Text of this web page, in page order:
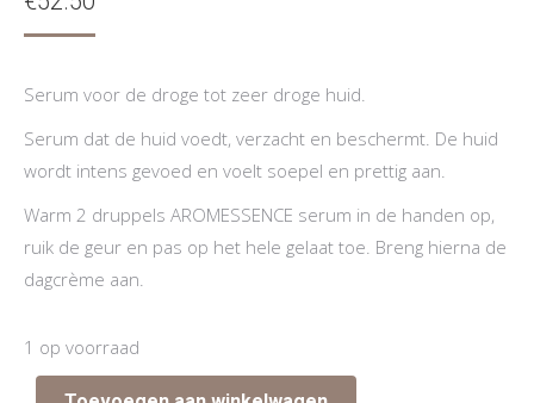
Serum voor de droge tot zeer droge huid.
Serum dat de huid voedt, verzacht en beschermt. De huid
wordt intens gevoed en voelt soepel en prettig aan.
Warm 2 druppels AROMESSENCE serum in de handen op,
ruik de geur en pas op het hele gelaat toe. Breng hierna de
dagcrème aan.
1 op voorraad